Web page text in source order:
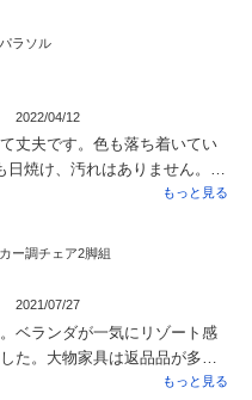
のアクセントになりお気に入
。移動は一人では無理なので
決めて置くと良いです。これ
陽花の鉢植えを中心に置きた
す。
ラソル
2022/04/12
丈夫です。色も落ち着いてい
日焼け、汚れはありません。と
ません。ベースとセットで買わ
出る機会が増えました。
もっと見る
ー調チェア2脚組
2021/07/27
ベランダが一気にリゾート感
た。大物家具は返品品が多
んざいだったり、これが返品理
もっと見る